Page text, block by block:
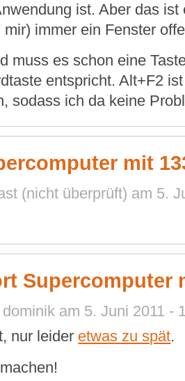
ist. Aber das
immer ein Fenster
muss es schon eine
entspricht. Alt+F2
sodass ich da keine
mit
(nicht überprüft) am 5.
Supercomputer
am 5. Juni 2011 -
nur leider etwas zu spät.